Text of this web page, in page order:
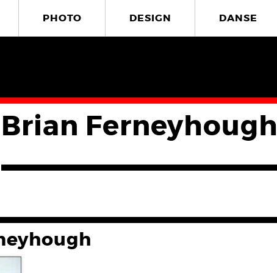
PHOTO DESIGN DANSE
Brian Ferneyhough